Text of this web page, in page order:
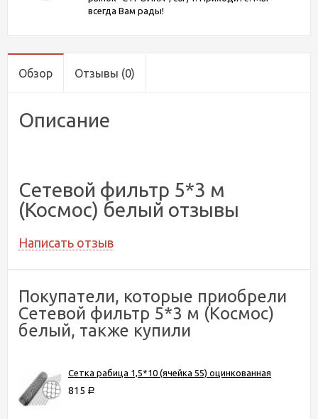
всегда Вам рады!
Обзор Отзывы (0)
Описание
Сетевой фильтр 5*3 м
(Космос) белый отзывы
Написать отзыв
Покупатели, которые приобрели
Сетевой фильтр 5*3 м (Космос)
белый, также купили
Сетка рабица 1,5*10 (ячейка 55) оцинкованная
815 Р